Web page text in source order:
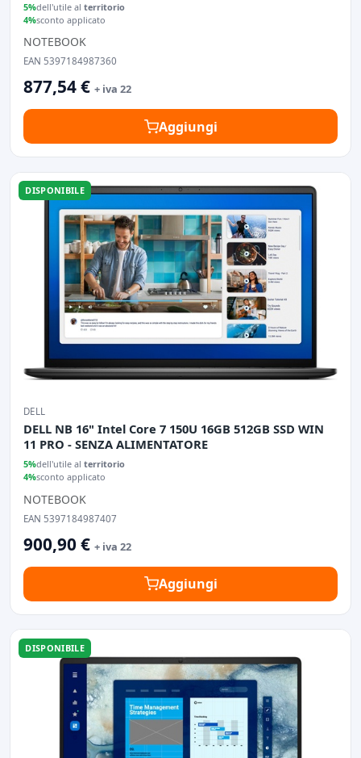
5%dell'utile al territorio
4%sconto applicato
NOTEBOOK
EAN 5397184987360
877,54 € + iva 22
Aggiungi
DISPONIBILE
DELL
DELL NB 16" Intel Core 7 150U 16GB 512GB SSD WIN
11 PRO - SENZA ALIMENTATORE
5%dell'utile al territorio
4%sconto applicato
NOTEBOOK
EAN 5397184987407
900,90 € + iva 22
Aggiungi
DISPONIBILE